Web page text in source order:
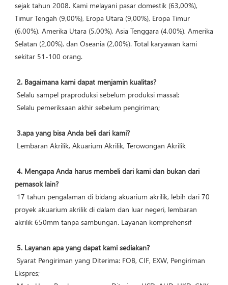
sejak tahun 2008. Kami melayani pasar domestik (63,00%),
Timur Tengah (9,00%), Eropa Utara (9,00%), Eropa Timur
(6,00%), Amerika Utara (5,00%), Asia Tenggara (4,00%), Amerika
Selatan (2,00%), dan Oseania (2,00%). Total karyawan kami
sekitar 51-100 orang.
2. Bagaimana kami dapat menjamin kualitas?
Selalu sampel praproduksi sebelum produksi massal;
Selalu pemeriksaan akhir sebelum pengiriman;
3.apa yang bisa Anda beli dari kami?
Lembaran Akrilik, Akuarium Akrilik, Terowongan Akrilik
4. Mengapa Anda harus membeli dari kami dan bukan dari
pemasok lain?
proyek akuarium akrilik di dalam dan luar negeri, lembaran
akrilik 650mm tanpa sambungan. Layanan komprehensif
5. Layanan apa yang dapat kami sediakan?
Ekspres;